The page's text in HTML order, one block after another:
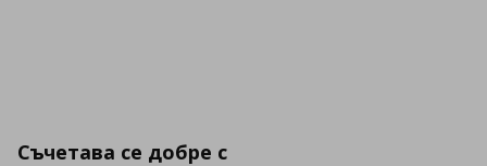
Съчетава се добре с